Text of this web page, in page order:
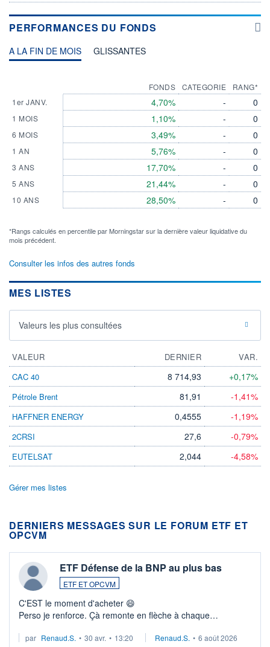
PERFORMANCES DU FONDS
A LA FIN DE MOIS GLISSANTES
1er JANV.
1 MOIS
6 MOIS
1 AN
3 ANS
5 ANS
10 ANS
FONDS
4,70%
1,10%
3,49%
5,76%
17,70%
21,44%
28,50%
CATEGORIE
-
-
-
-
-
-
-
RANG*
0
0
0
0
0
0
0
*Rangs calculés en percentile par Morningstar sur la dernière valeur liquidative du
mois précédent.
Consulter les infos des autres fonds
MES LISTES
Valeurs les plus consultées
VALEUR DERNIER
VAR.
CAC 40
8 714,93 +0,17%
Pétrole Brent 81,91 -1,41%
HAFFNER ENERGY 0,4555 -1,19%
2CRSI 27,6 -0,79%
EUTELSAT 2,044 -4,58%
Gérer mes listes
DERNIERS MESSAGES SUR LE FORUM ETF ET
OPCVM
ETF Défense de la BNP au plus bas
ETF ET OPCVM
C'EST le moment d'acheter 😄​
Perso je renforce. Çà remonte en flèche à chaque
Investissement long terme tip top pour sa retraite.
par Renaud.S. • 30 avr. • 13:20 Renaud.S. • 6 août 2026